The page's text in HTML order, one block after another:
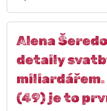
Alena
detaily
miliardářem.
(49) je to